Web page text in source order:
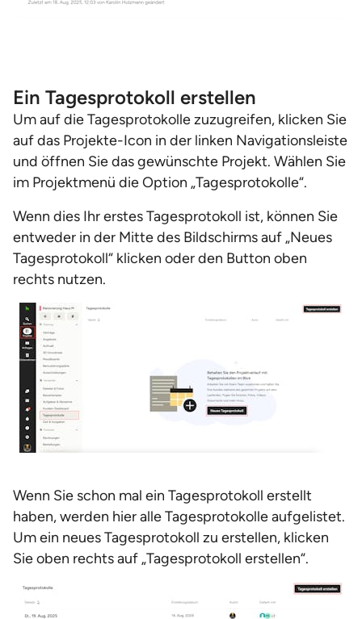
Ein Tagesprotokoll erstellen
Um auf die Tagesprotokolle zuzugreifen, klicken Sie
auf das Projekte-Icon in der linken Navigationsleiste
und öffnen Sie das gewünschte Projekt. Wählen Sie
im Projektmenü die Option „Tagesprotokolle“.
Wenn dies Ihr erstes Tagesprotokoll ist, können Sie
entweder in der Mitte des Bildschirms auf „Neues
Tagesprotokoll“ klicken oder den Button oben
rechts nutzen.
Wenn Sie schon mal ein Tagesprotokoll erstellt
haben, werden hier alle Tagesprotokolle aufgelistet.
Um ein neues Tagesprotokoll zu erstellen, klicken
Sie oben rechts auf „Tagesprotokoll erstellen“.